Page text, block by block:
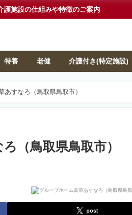
護施設の仕組みや特徴のご案内
特養 老健 介護付き(特定施設)
あすなろ（鳥取県鳥取市）
（鳥取県鳥取市）
post